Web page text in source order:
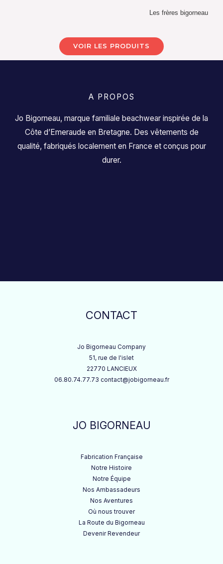
Les frères bigorneau
VOIR LES PRODUITS
A PROPOS
Jo Bigorneau, marque familiale beachwear inspirée de la
Côte d’Emeraude en Bretagne. Des vêtements de
qualité, fabriqués localement en France et conçus pour
durer.
CONTACT
Jo Bigorneau Company
51, rue de l'islet
22770 LANCIEUX
06.80.74.77.73 contact@jobigorneau.fr
JO BIGORNEAU
Fabrication Française
Notre Histoire
Notre Équipe
Nos Ambassadeurs
Nos Aventures
Où nous trouver
La Route du Bigorneau
Devenir Revendeur